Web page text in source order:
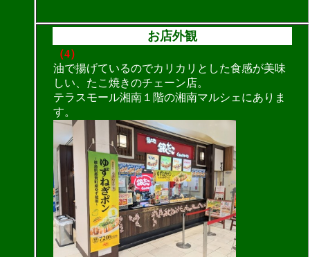
お店外観
（4）
油で揚げているのでカリカリとした食感が美味
しい、たこ焼きのチェーン店。
テラスモール湘南１階の湘南マルシェにありま
す。